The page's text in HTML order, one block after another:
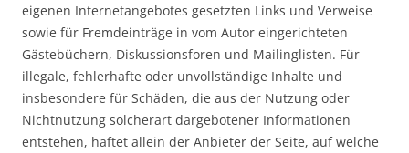
eigenen Internetangebotes gesetzten Links und Verweise
sowie für Fremdeinträge in vom Autor eingerichteten
Gästebüchern, Diskussionsforen und Mailinglisten. Für
illegale, fehlerhafte oder unvollständige Inhalte und
insbesondere für Schäden, die aus der Nutzung oder
Nichtnutzung solcherart dargebotener Informationen
entstehen, haftet allein der Anbieter der Seite, auf welche